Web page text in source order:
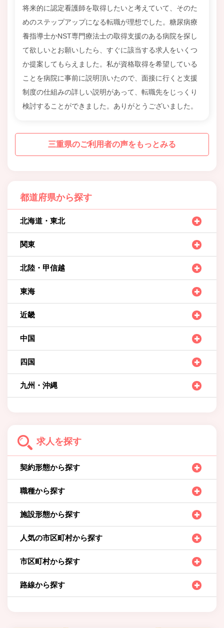
将来的に認定看護師を取得したいと考えていて、そのた
めのステップアップになる転職が理想でした。糖尿病療
養指導士かNST専門療法士の取得支援のある病院を探し
て欲しいとお願いしたら、すぐに該当する求人をいくつ
か提案してもらえました。私が資格取得を希望している
ことを病院に事前に説明頂いたので、面接に行くと支援
制度の仕組みの詳しい説明があって、転職先をじっくり
検討することができました。ありがとうございました。
三重県のご利用者の声をもっとみる
都道府県から探す
北海道・東北
関東
北陸・甲信越
東海
近畿
中国
四国
九州・沖縄
求人を探す
契約形態から探す
職種から探す
施設形態から探す
人気の市区町村から探す
市区町村から探す
路線から探す